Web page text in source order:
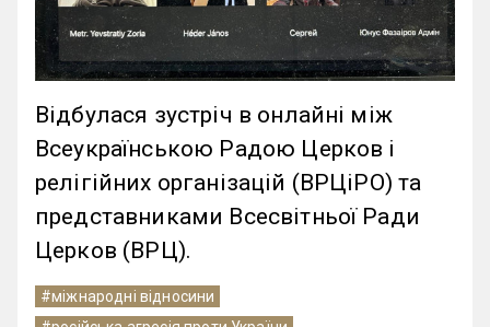
Відбулася зустріч в онлайні між
Всеукраїнською Радою Церков і
релігійних організацій (ВРЦіРО) та
представниками Всесвітньої Ради
Церков (ВРЦ).
#міжнародні відносини